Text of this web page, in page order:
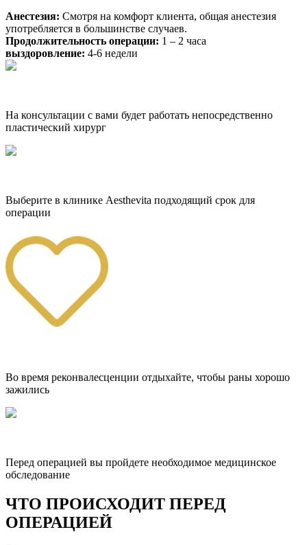
Анестезия: Смотря на комфорт клиeнта, общая анeстeзия
употрeбляeтся в большинствe случаев.
Продолжительность операции: 1 – 2 часа
выздоровление: 4-6 недели
На консультации с вами будет работать непосредственно
пластический хирург
Выберите в клинике Aesthevita подходящий срок для
операции
Во время реконвалесценции отдыхайте, чтобы раны хорошо
зажились
Перед операцией вы пройдете необходимое медицинское
обследование
ЧТО ПРОИСХОДИТ ПЕРЕД
ОПЕРАЦИЕЙ